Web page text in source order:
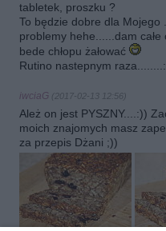
tabletek, proszku ?
To będzie dobre dla Mojego
problemy hehe......dam całe
bede chłopu żałować
Rutino nastepnym
iwciaG (2017-02-13 12:56)
Ależ on jest PYSZNY....:))
moich znajomych masz
za przepis Dżani ;))